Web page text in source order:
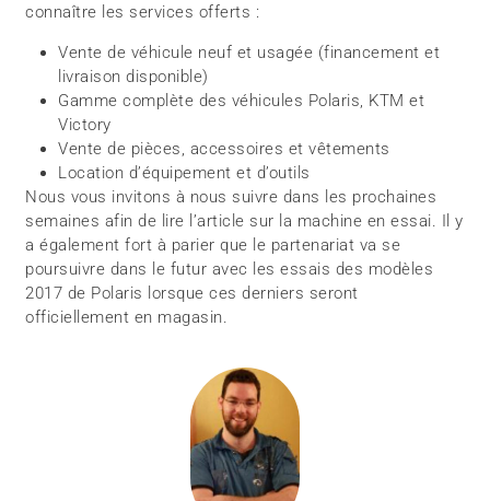
connaître les services offerts :
Vente de véhicule neuf et usagée (financement et
livraison disponible)
Gamme complète des véhicules Polaris, KTM et
Victory
Vente de pièces, accessoires et vêtements
Location d’équipement et d’outils
Nous vous invitons à nous suivre dans les prochaines
semaines afin de lire l’article sur la machine en essai. Il y
a également fort à parier que le partenariat va se
poursuivre dans le futur avec les essais des modèles
2017 de Polaris lorsque ces derniers seront
officiellement en magasin.